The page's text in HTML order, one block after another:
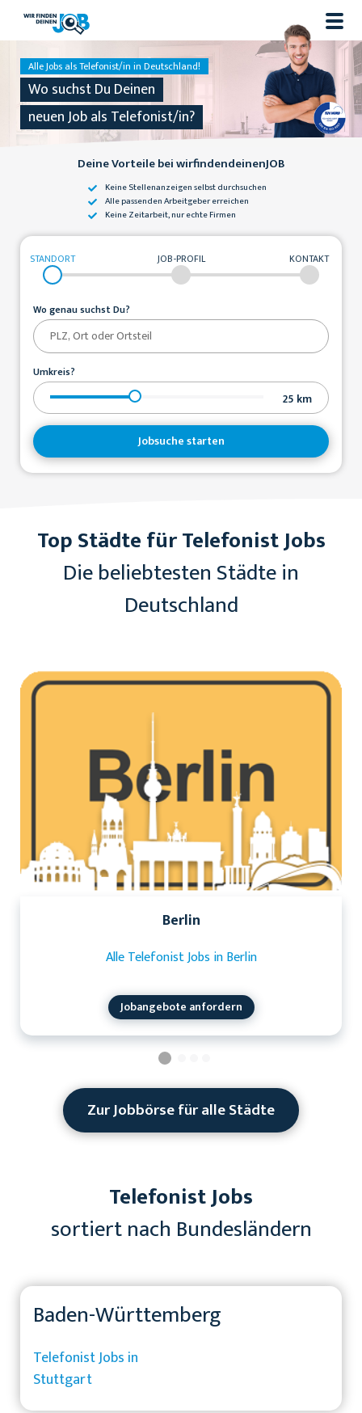
Alle Jobs als Telefonist/in in Deutschland!
Wo suchst Du Deinen
neuen Job als Telefonist/in?
Deine Vorteile bei wirfindendeinenJOB
Keine Stellenanzeigenselbst durchsuchen
Alle passendenArbeitgeber erreichen
Keine Zeitarbeit,nur echte Firmen
STANDORT JOB-PROFIL KONTAKT
Wo genau suchst Du?
Umkreis?
25 km
Jobsuche starten
Top Städte für Telefonist Jobs
Die beliebtesten Städte in
Deutschland
Berlin
Alle Telefonist Jobs in Berlin
Jobangebote anfordern
Zur Jobbörse für alle Städte
Telefonist Jobs
sortiert nach Bundesländern
Baden-Württemberg
Telefonist Jobs in
Stuttgart